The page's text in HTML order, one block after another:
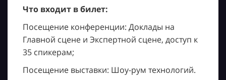
Что входит в билет:
Посещение конференции: Доклады на
Главной сцене и Экспертной сцене, доступ к
35 спикерам;
Посещение выставки: Шоу-рум технологий.